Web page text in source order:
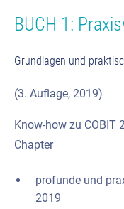
BUCH 1:
Grundlagen und
(3. Auflage, 2019)
Know-how zu COBIT
Chapter
profunde und
2019